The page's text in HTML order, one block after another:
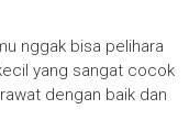
nggak bisa pelihara
yang sangat cocok
dengan baik dan